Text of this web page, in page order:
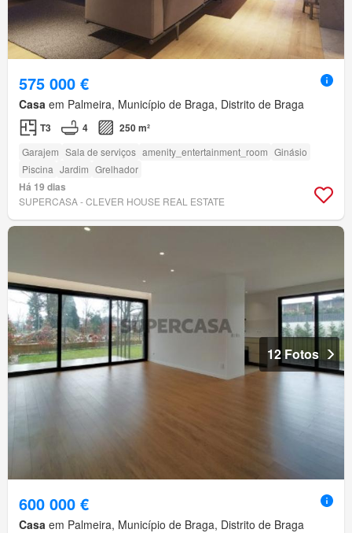
575 000 €
Casa em Palmeira, Município de Braga, Distrito de Braga
T3 4 250 m²
Garajem Sala de serviços amenity_entertainment_room Ginásio
Piscina Jardim Grelhador
Há 19 dias
SUPERCASA - CLEVER HOUSE REAL ESTATE
12 Fotos
600 000 €
Casa em Palmeira, Município de Braga, Distrito de Braga